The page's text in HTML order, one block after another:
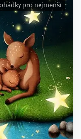
pro nejmenší